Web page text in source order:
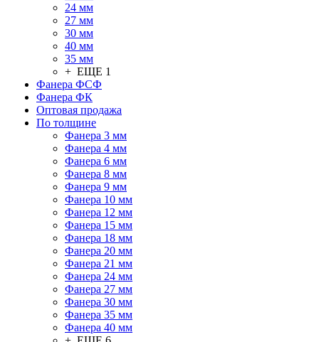
24 мм
27 мм
30 мм
40 мм
35 мм
+ ЕЩЕ 1
Фанера ФСФ
Фанера ФК
Оптовая продажа
По толщине
Фанера 3 мм
Фанера 4 мм
Фанера 6 мм
Фанера 8 мм
Фанера 9 мм
Фанера 10 мм
Фанера 12 мм
Фанера 15 мм
Фанера 18 мм
Фанера 20 мм
Фанера 21 мм
Фанера 24 мм
Фанера 27 мм
Фанера 30 мм
Фанера 35 мм
Фанера 40 мм